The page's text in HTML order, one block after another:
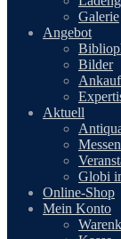
Galerie
Angebot
Bilder
Ankauf
Aktuell
Globi
Online-Shop
Mein Konto